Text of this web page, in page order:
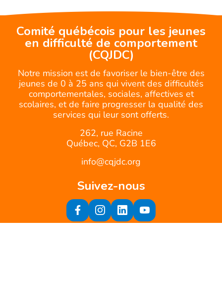
Comité québécois pour les jeunes
en difficulté de comportement
(CQJDC)
Notre mission est de favoriser le bien-être des
jeunes de 0 à 25 ans qui vivent des difficultés
comportementales, sociales, affectives et
scolaires, et de faire progresser la qualité des
services qui leur sont offerts.
262, rue Racine
Québec, QC, G2B 1E6
info@cqjdc.org
Suivez-nous